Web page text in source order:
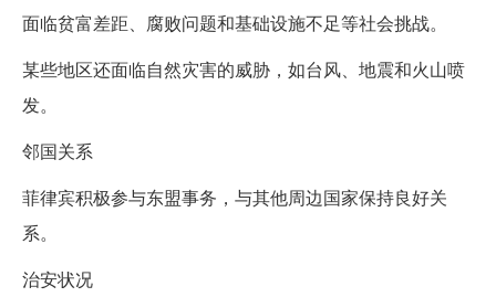
面临贫富差距、腐败问题和基础设施不足等社会挑战。
某些地区还面临自然灾害的威胁，如台风、地震和火山喷
发。
邻国关系
菲律宾积极参与东盟事务，与其他周边国家保持良好关
系。
治安状况